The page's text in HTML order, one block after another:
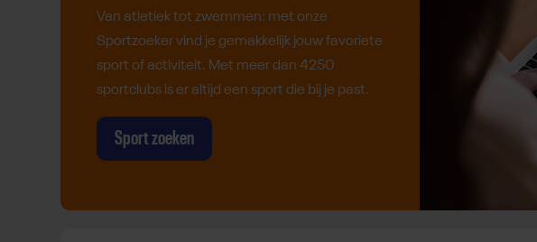
Van atletiek tot zwemmen: met onze
Sportzoeker vind je gemakkelijk jouw favoriete
sport of activiteit. Met meer dan 4250
sportclubs is er altijd een sport die bij je past.
Sport zoeken